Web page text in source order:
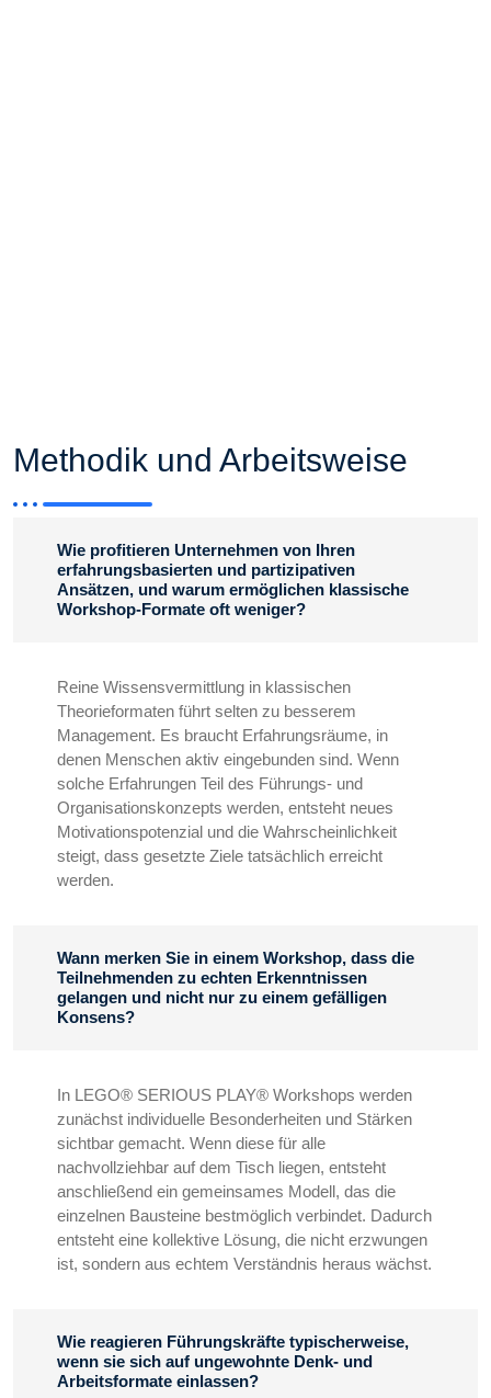
Methodik und Arbeitsweise
Wie profitieren Unternehmen von Ihren
erfahrungsbasierten und partizipativen
Ansätzen, und warum ermöglichen klassische
Workshop-Formate oft weniger?
Reine Wissensvermittlung in klassischen
Theorieformaten führt selten zu besserem
Management. Es braucht Erfahrungsräume, in
denen Menschen aktiv eingebunden sind. Wenn
solche Erfahrungen Teil des Führungs- und
Organisationskonzepts werden, entsteht neues
Motivationspotenzial und die Wahrscheinlichkeit
steigt, dass gesetzte Ziele tatsächlich erreicht
werden.
Wann merken Sie in einem Workshop, dass die
Teilnehmenden zu echten Erkenntnissen
gelangen und nicht nur zu einem gefälligen
Konsens?
In LEGO® SERIOUS PLAY® Workshops werden
zunächst individuelle Besonderheiten und Stärken
sichtbar gemacht. Wenn diese für alle
nachvollziehbar auf dem Tisch liegen, entsteht
anschließend ein gemeinsames Modell, das die
einzelnen Bausteine bestmöglich verbindet. Dadurch
entsteht eine kollektive Lösung, die nicht erzwungen
ist, sondern aus echtem Verständnis heraus wächst.
Wie reagieren Führungskräfte typischerweise,
wenn sie sich auf ungewohnte Denk- und
Arbeitsformate einlassen?